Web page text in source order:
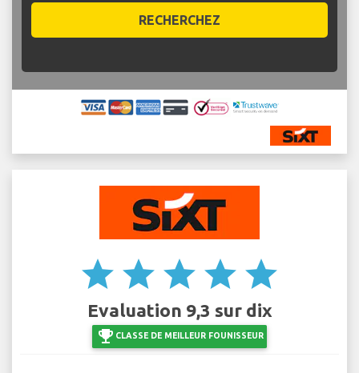
RECHERCHEZ
star star star star star
Evaluation 9,3 sur dix
emoji_events CLASSE DE MEILLEUR FOUNISSEUR